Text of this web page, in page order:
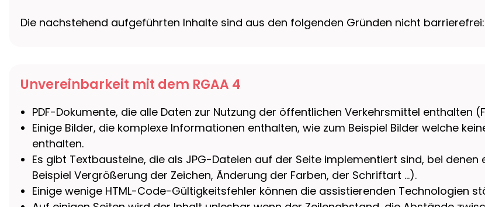
Die nachstehend aufgeführten Inhalte sind aus den folgenden Gründen nicht barrierefrei:
Unvereinbarkeit mit dem RGAA 4
PDF-Dokumente, die alle Daten zur Nutzung der öffentlichen Verkehrsmittel enthalten
Einige Bilder, die komplexe Informationen enthalten, wie zum Beispiel Bilder welche
enthalten.
Es gibt Textbausteine, die als JPG-Dateien auf der Seite implementiert sind, bei
Beispiel Vergrößerung der Zeichen, Änderung der Farben, der Schriftart …).
Einige wenige HTML-Code-Gültigkeitsfehler können die assistierenden Technologien